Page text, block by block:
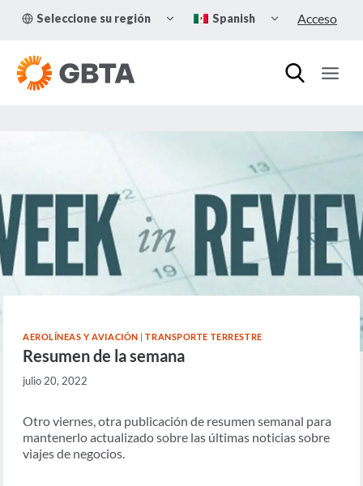
Seleccione su región
TOGGLE
CHILD
Spanish
CHILDAcceso
AEROLÍNEAS Y AVIACIÓN |TRANSPORTE TERRESTRE
Resumen de la semana
julio 20, 2022
Otro viernes, otra publicación de resumen semanal para
mantenerlo actualizado sobre las últimas noticias sobre
viajes de negocios.